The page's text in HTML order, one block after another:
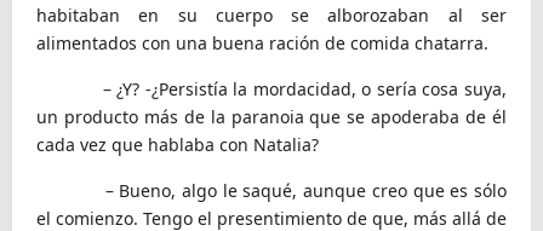
habitaban en su cuerpo se alborozaban al ser
alimentados con una buena ración de comida chatarra.
– ¿Y? -¿Persistía la mordacidad, o sería cosa suya,
un producto más de la paranoia que se apoderaba de él
cada vez que hablaba con Natalia?
– Bueno, algo le saqué, aunque creo que es sólo
el comienzo. Tengo el presentimiento de que, más allá de